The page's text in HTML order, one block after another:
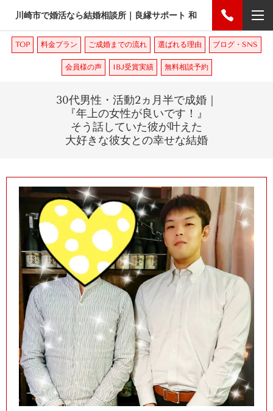
川崎市で婚活なら結婚相談所｜良縁サポート 和
TOP 料金プラン ご成婚までの流れ 選ばれる理由 ブログ・SNS
会員様の声 IBJ受賞実績 無料相談予約
30代男性・活動2ヵ月半で成婚｜
『年上の女性が良いです！』
そう話していた彼が叶えた
大好きな彼女との幸せな結婚